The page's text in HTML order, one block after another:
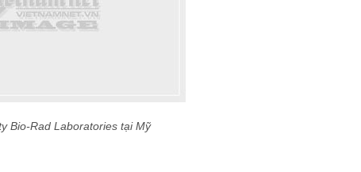
Bio-Rad Laboratories tại Mỹ